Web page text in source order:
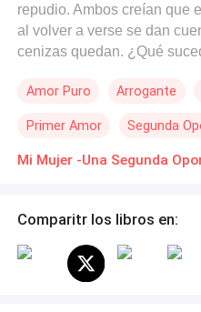
repudio. Ambos creían que
al volver a verse se dan
cenizas quedan. ¿Qué
amor tendrá un final feliz o
Amor Puro Arrogante
Primer Amor Segunda
Comparitr los libros en: